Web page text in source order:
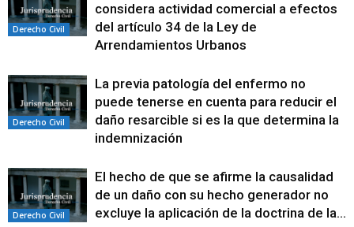
Derecho Civil
considera actividad comercial a efectos
del artículo 34 de la Ley de
Arrendamientos Urbanos
Derecho Civil
La previa patología del enfermo no
puede tenerse en cuenta para reducir el
daño resarcible si es la que determina la
indemnización
Derecho Civil
El hecho de que se afirme la causalidad
de un daño con su hecho generador no
excluye la aplicación de la doctrina de la...